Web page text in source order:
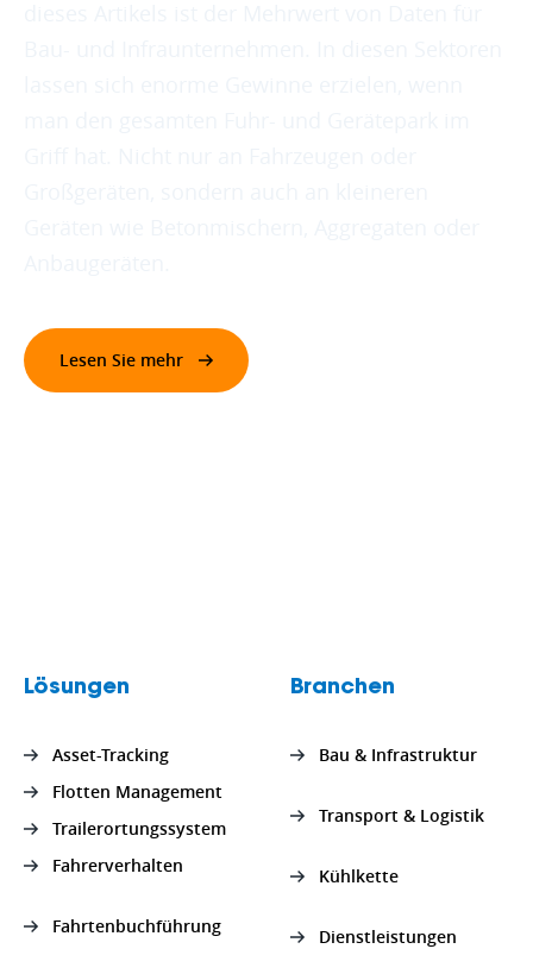
Lesen Sie mehr
Lösungen
Asset-Tracking
Flotten Management
Trailerortungssystem
Fahrerverhalten
Fahrtenbuchführung
Branchen
Bau & Infrastruktur
Transport & Logistik
Kühlkette
Dienstleistungen